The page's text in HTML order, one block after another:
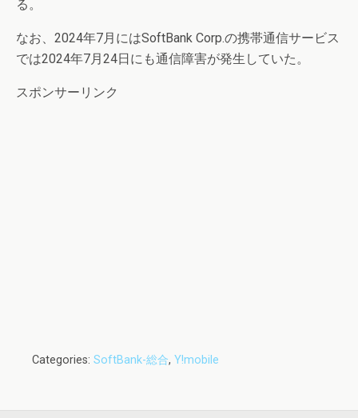
る。
なお、2024年7月にはSoftBank Corp.の携帯通信サービス
では2024年7月24日にも通信障害が発生していた。
スポンサーリンク
Categories: SoftBank-総合, Y!mobile